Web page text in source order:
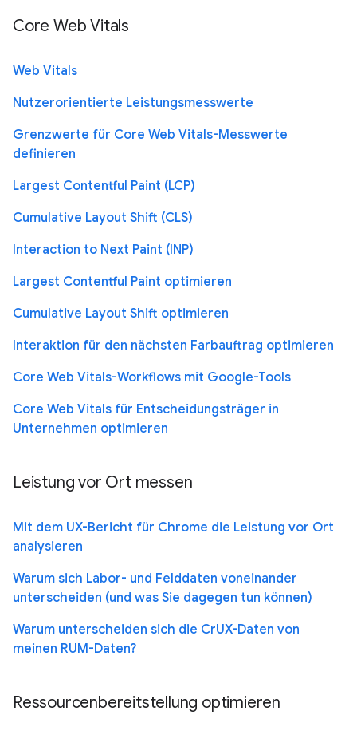
Core Web Vitals
Web Vitals
Nutzerorientierte Leistungsmesswerte
Grenzwerte für Core Web Vitals-Messwerte
definieren
Largest Contentful Paint (LCP)
Cumulative Layout Shift (CLS)
Interaction to Next Paint (INP)
Largest Contentful Paint optimieren
Cumulative Layout Shift optimieren
Interaktion für den nächsten Farbauftrag optimieren
Core Web Vitals-Workflows mit Google-Tools
Core Web Vitals für Entscheidungsträger in
Unternehmen optimieren
Leistung vor Ort messen
Mit dem UX-Bericht für Chrome die Leistung vor Ort
analysieren
Warum sich Labor- und Felddaten voneinander
unterscheiden (und was Sie dagegen tun können)
Warum unterscheiden sich die CrUX-Daten von
meinen RUM-Daten?
Ressourcenbereitstellung optimieren